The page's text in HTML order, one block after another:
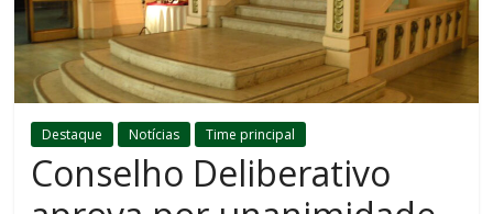
Destaque Notícias Time principal
Conselho Deliberativo